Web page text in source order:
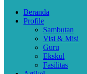
Beranda
Profile
Sambutan
Visi & Misi
Guru
Ekskul
Fasilitas